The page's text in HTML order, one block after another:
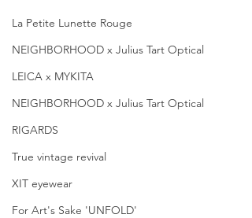
La Petite Lunette Rouge
NEIGHBORHOOD x Julius Tart Optical
LEICA x MYKITA
NEIGHBORHOOD x Julius Tart Optical
RIGARDS
True vintage revival
XIT eyewear
For Art's Sake 'UNFOLD'